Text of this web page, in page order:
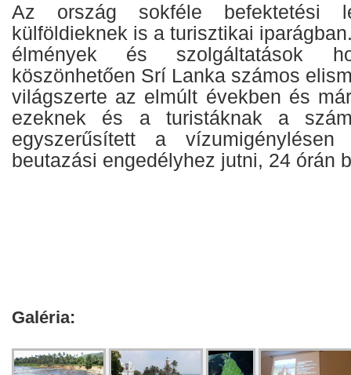
Az ország sokféle befektetési
külföldieknek is a turisztikai
élmények és szolgáltatások
köszönhetően Srí Lanka számos
világszerte az elmúlt években és
ezeknek és a turistáknak a
egyszerűsített a
beutazási engedélyhez jutni, 24 órán
Galéria: